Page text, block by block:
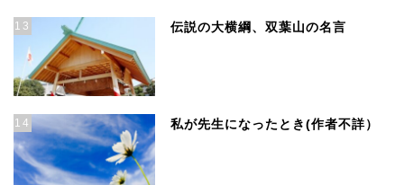
13 伝説の大横綱、双葉山の名言
14 私が先生になったとき(作者不詳）